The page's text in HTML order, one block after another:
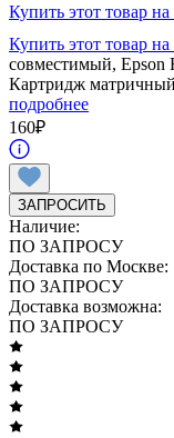
Купить этот товар на
Купить этот товар на
совместимый, Epson
Картридж
подробнее
160₽
ЗАПРОСИТЬ
Наличие:
ПО ЗАПРОСУ
Доставка по Москве:
ПО ЗАПРОСУ
Доставка возможна:
ПО ЗАПРОСУ